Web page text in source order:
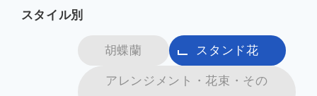
よくあるご質問
スタイル別
胡蝶蘭 スタンド花
アレンジメント・花束・その